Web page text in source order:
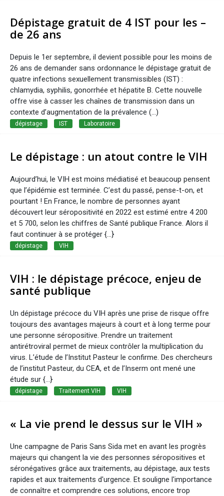
Dépistage gratuit de 4 IST pour les –
de 26 ans
Depuis le 1er septembre, il devient possible pour les moins de
26 ans de demander sans ordonnance le dépistage gratuit de
quatre infections sexuellement transmissibles (IST) :
chlamydia, syphilis, gonorrhée et hépatite B. Cette nouvelle
offre vise à casser les chaînes de transmission dans un
contexte d’augmentation de la prévalence (...)
dépistage IST Laboratoire
Le dépistage : un atout contre le VIH
Aujourd’hui, le VIH est moins médiatisé et beaucoup pensent
que l’épidémie est terminée. C’est du passé, pense-t-on, et
pourtant ! En France, le nombre de personnes ayant
découvert leur séropositivité en 2022 est estimé entre 4 200
et 5 700, selon les chiffres de Santé publique France. Alors il
faut continuer à se protéger {...}
dépistage VIH
VIH : le dépistage précoce, enjeu de
santé publique
Un dépistage précoce du VIH après une prise de risque offre
toujours des avantages majeurs à court et à long terme pour
une personne séropositive. Prendre un traitement
antirétroviral permet de mieux contrôler la multiplication du
virus. L’étude de l’Institut Pasteur le confirme. Des chercheurs
de l’institut Pasteur, du CEA, et de l’Inserm ont mené une
étude sur {...}
dépistage Traitement VIH VIH
« La vie prend le dessus sur le VIH »
Une campagne de Paris Sans Sida met en avant les progrès
majeurs qui changent la vie des personnes séropositives et
séronégatives grâce aux traitements, au dépistage, aux tests
rapides et aux traitements d'urgence. Et souligne l'importance
de connaître et comprendre ces solutions, encore trop